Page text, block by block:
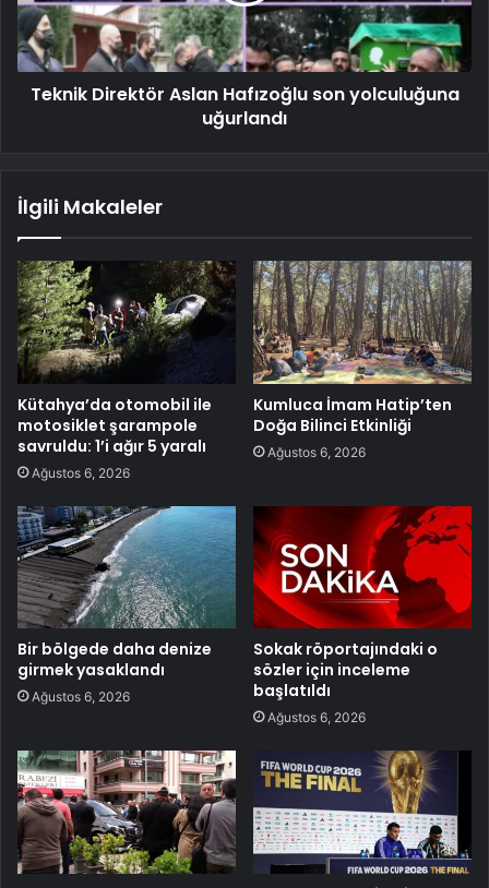
Teknik Direktör Aslan Hafızoğlu son yolculuğuna
uğurlandı
İlgili Makaleler
Kütahya’da otomobil ile
motosiklet şarampole
savruldu: 1’i ağır 5 yaralı
Ağustos 6, 2026
Kumluca İmam Hatip’ten
Doğa Bilinci Etkinliği
Ağustos 6, 2026
Bir bölgede daha denize
girmek yasaklandı
Ağustos 6, 2026
Sokak röportajındaki o
sözler için inceleme
başlatıldı
Ağustos 6, 2026